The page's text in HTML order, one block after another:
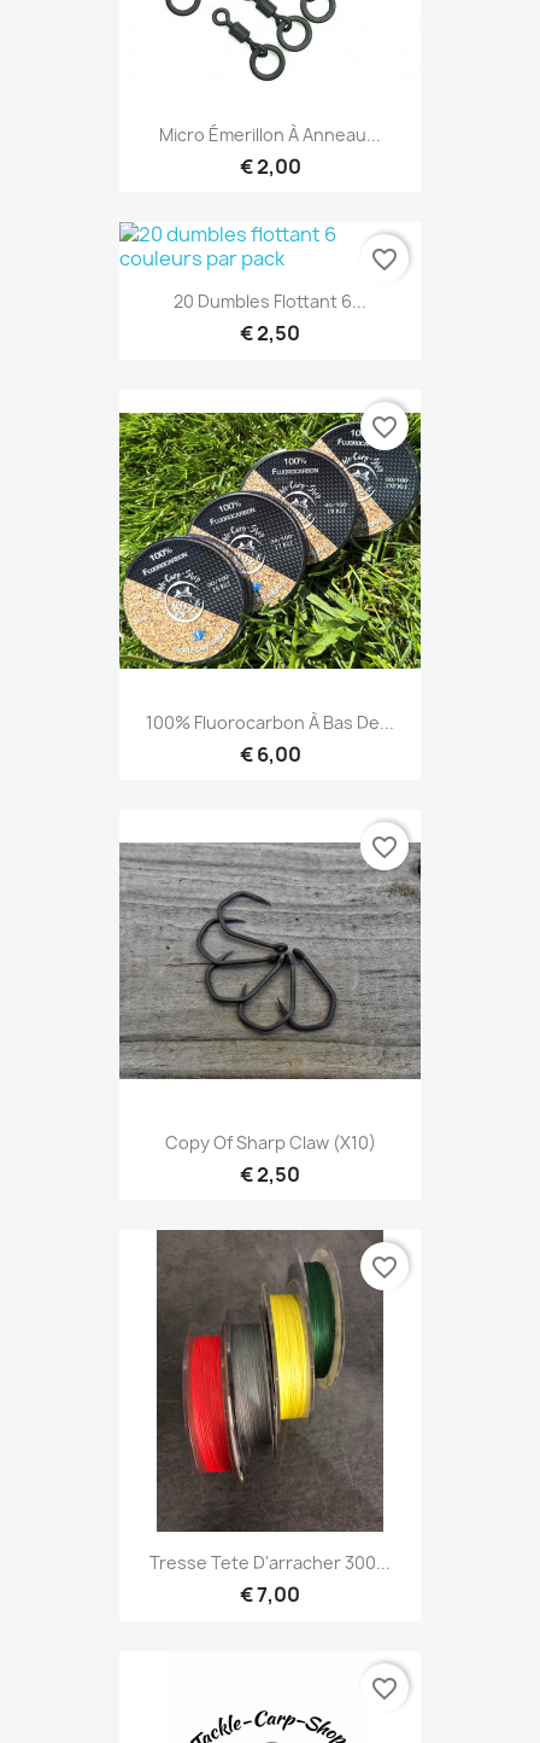
Micro Émerillon À Anneau...
€ 2,00
20 Dumbles Flottant 6...
€ 2,50
favorite_border
100% Fluorocarbon À Bas De...
€ 6,00
favorite_border
Copy Of Sharp Claw (X10)
€ 2,50
favorite_border
Tresse Tete D'arracher 300...
€ 7,00
favorite_border
favorite_border